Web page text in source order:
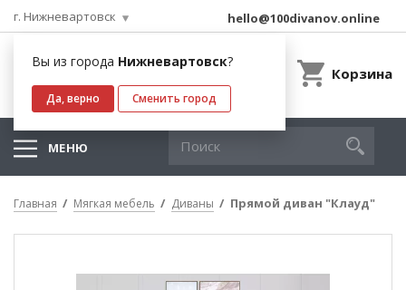
г. Нижневартовск
Вы из города Нижневартовск?
Да, верно Сменить город
hello@100divanov.online
Корзина
МЕНЮ
Главная Мягкая мебель Диваны Прямой диван "Клауд"